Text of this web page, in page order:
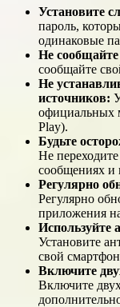
Установите
пароль,
одинаковые
Не
сообщайте
Не
источников:
официальных
Play).
Будьте
Не
сообщениях и
Регулярно
Регулярно
приложения
Используйте
Установите
свой
Включите
Включите